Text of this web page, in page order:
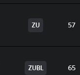
ZU 57
ZUBL 65